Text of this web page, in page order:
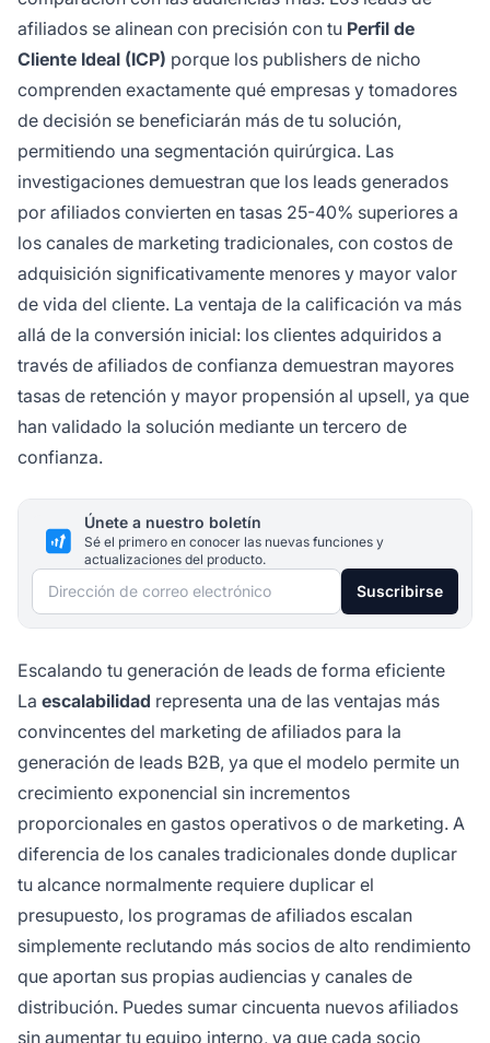
afiliados se alinean con precisión con tu Perfil de
Cliente Ideal (ICP) porque los publishers de nicho
comprenden exactamente qué empresas y tomadores
de decisión se beneficiarán más de tu solución,
permitiendo una segmentación quirúrgica. Las
investigaciones demuestran que los leads generados
por afiliados convierten en tasas 25-40% superiores a
los canales de marketing tradicionales, con costos de
adquisición significativamente menores y mayor valor
de vida del cliente. La ventaja de la calificación va más
allá de la conversión inicial: los clientes adquiridos a
través de afiliados de confianza demuestran mayores
tasas de retención y mayor propensión al upsell, ya que
han validado la solución mediante un tercero de
confianza.
Únete a nuestro boletín
Sé el primero en conocer las nuevas funciones y
actualizaciones del producto.
Dirección de correo electrónico Suscribirse
Escalando tu generación de leads de forma eficiente
La escalabilidad representa una de las ventajas más
convincentes del marketing de afiliados para la
generación de leads B2B, ya que el modelo permite un
crecimiento exponencial sin incrementos
proporcionales en gastos operativos o de marketing. A
diferencia de los canales tradicionales donde duplicar
tu alcance normalmente requiere duplicar el
presupuesto, los programas de afiliados escalan
simplemente reclutando más socios de alto rendimiento
que aportan sus propias audiencias y canales de
distribución. Puedes sumar cincuenta nuevos afiliados
sin aumentar tu equipo interno, ya que cada socio